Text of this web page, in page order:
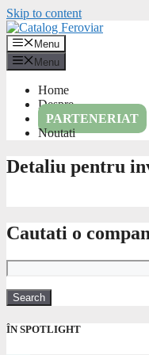
Skip to content
Menu
Menu
Home
Despre
PARTENERIAT
Noutati
Detaliu pentru
Cautati o
ÎN SPOTLIGHT